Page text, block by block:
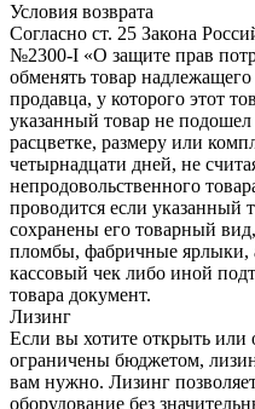
Условия возврата
Согласно ст. 25 Закона
№2300-I «О защите прав
обменять товар
продавца, у которого этот
указанный товар не
расцветке, размеру или
четырнадцати дней, не
непродовольственного
проводится если указанный
сохранены его товарный
пломбы, фабричные ярлыки,
кассовый чек либо иной
товара документ.
Лизинг
Если вы хотите открыть или
ограничены бюджетом,
вам нужно. Лизинг
оборудование без